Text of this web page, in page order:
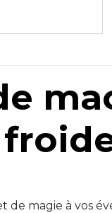
magie à vos